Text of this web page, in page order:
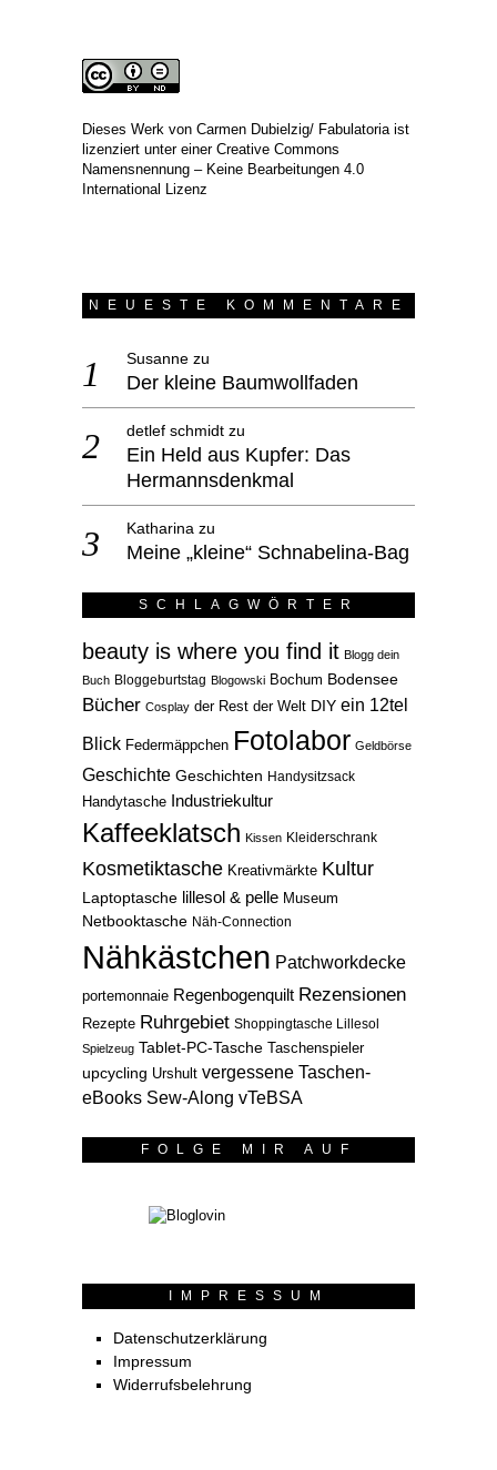
Dieses Werk von Carmen Dubielzig/ Fabulatoriaist
lizenziert unter einer Creative Commons
Namensnennung – Keine Bearbeitungen 4.0
International Lizenz
NEUESTE KOMMENTARE
Susanne zu
Der kleine Baumwollfaden
detlef schmidt zu
Ein Held aus Kupfer: Das
Hermannsdenkmal
Katharina zu
Meine „kleine“ Schnabelina-Bag
SCHLAGWÖRTER
beauty is where you find it Blogg dein
Buch Bloggeburtstag Blogowski Bochum Bodensee
Bücher Cosplay der Rest der Welt DIY ein 12tel
Blick Federmäppchen Fotolabor Geldbörse
Geschichte Geschichten Handysitzsack
Handytasche Industriekultur
Kaffeeklatsch Kissen Kleiderschrank
Kosmetiktasche Kreativmärkte Kultur
Laptoptasche lillesol & pelle Museum
Netbooktasche Näh-Connection
Nähkästchen Patchworkdecke
portemonnaie Regenbogenquilt Rezensionen
Rezepte Ruhrgebiet Shoppingtasche Lillesol
Spielzeug Tablet-PC-Tasche Taschenspieler
upcycling Urshult vergessene Taschen-
eBooks Sew-Along vTeBSA
FOLGE MIR AUF
IMPRESSUM
Datenschutzerklärung
Impressum
Widerrufsbelehrung